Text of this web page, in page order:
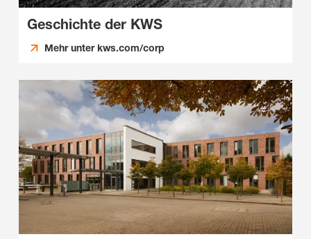
Geschichte der KWS
Mehr unter kws.com/corp